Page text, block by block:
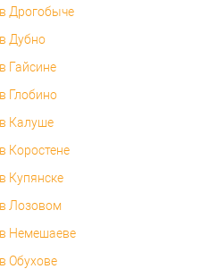
Дрогобыче
Дубно
Гайсине
Глобино
Калуше
Коростене
Купянске
в Лозовом
в Немешаеве
Обухове